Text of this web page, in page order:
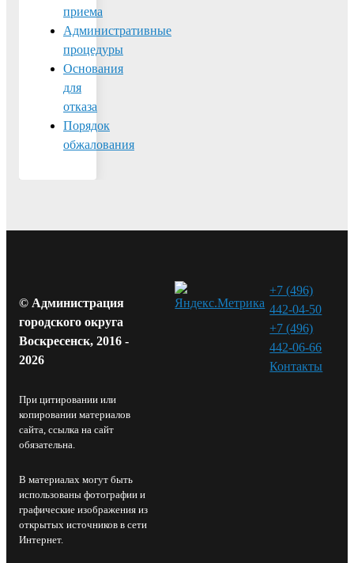
приема
Административные
процедуры
Основания
для
отказа
Порядок
обжалования
© Администрация
городского округа
Воскресенск, 2016 -
2026
При цитировании или
копировании материалов
сайта, ссылка на сайт
обязательна.
В материалах могут быть
использованы фотографии и
графические изображения из
открытых источников в сети
Интернет.
+7 (496)
442-04-50
+7 (496)
442-06-66
Контакты⁠